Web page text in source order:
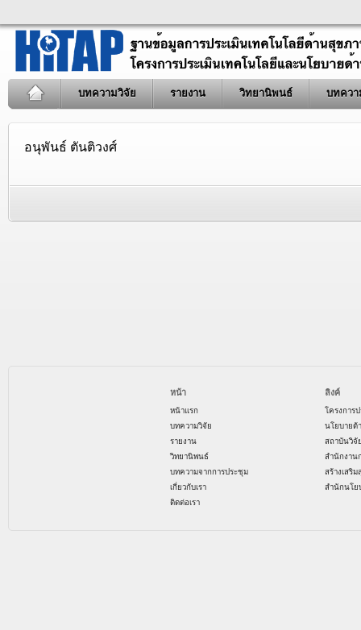
บทความวิจัย รายงาน วิทยานิพนธ์ บทควา
อนุพันธ์ ตันติวงศ์
หน้า
หน้าแรก
บทความวิจัย
รายงาน
วิทยานิพนธ์
บทความจากการประชุม
เกี่ยวกับเรา
ติดต่อเรา
ลิงค์
โครงการ
นโยบายด้
สถาบันวิจั
สำนักงาน
สร้างเสริ
สำนักนโย